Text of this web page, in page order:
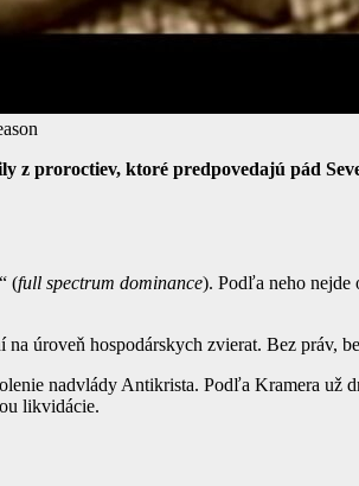
z proroctiev, ktoré predpovedajú pád
(full spectrum dominance). Podľa neho nejde
úroveň hospodárskych zvierat. Bez práv,
nadvlády Antikrista. Podľa Kramera už
likvidácie.